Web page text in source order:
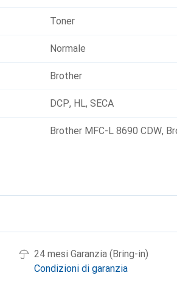
Toner
Normale
Brother
DCP, HL, SECA
Brother MFC-L 8690 CDW,
24 mesi Garanzia (Bring-in)
Condizioni di garanzia